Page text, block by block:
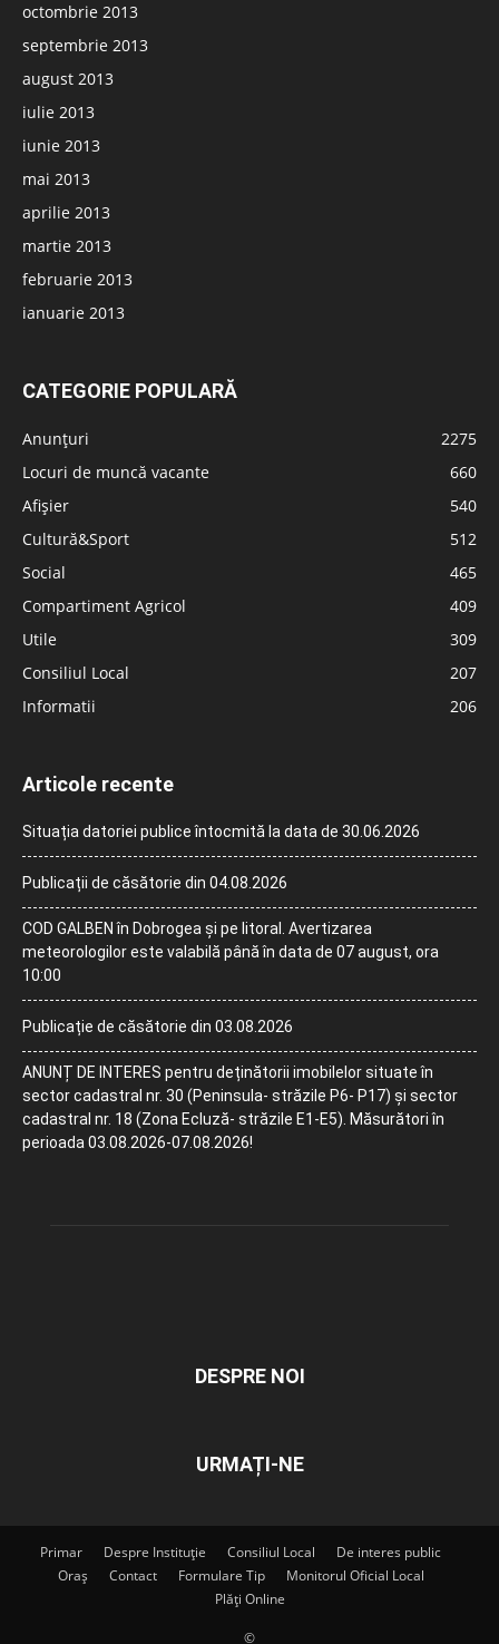
octombrie 2013
septembrie 2013
august 2013
iulie 2013
iunie 2013
mai 2013
aprilie 2013
martie 2013
februarie 2013
ianuarie 2013
CATEGORIE POPULARĂ
Anunțuri
2275
Locuri de muncă vacante
660
Afișier
540
Cultură&Sport
512
Social
465
Compartiment Agricol
409
Utile
309
Consiliul Local
207
Informatii
206
Articole recente
Situația datoriei publice întocmită la data de 30.06.2026
Publicații de căsătorie din 04.08.2026
COD GALBEN în Dobrogea și pe litoral. Avertizarea
meteorologilor este valabilă până în data de 07 august, ora
10:00
Publicație de căsătorie din 03.08.2026
ANUNȚ DE INTERES pentru deținătorii imobilelor situate în
sector cadastral nr. 30 (Peninsula- străzile P6- P17) și sector
cadastral nr. 18 (Zona Ecluză- străzile E1-E5). Măsurători în
perioada 03.08.2026-07.08.2026!
DESPRE NOI
URMAȚI-NE
Primar Despre Instituție Consiliul Local
De interes public
Oraș
Contact Formulare Tip
Monitorul Oficial Local
Plăți Online
©